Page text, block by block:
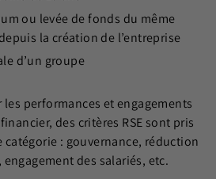
ou levée de fonds du même
la création de l’entreprise
d’un groupe
performances et engagements
des critères RSE sont pris
catégorie : gouvernance, réduction
des salariés, etc.